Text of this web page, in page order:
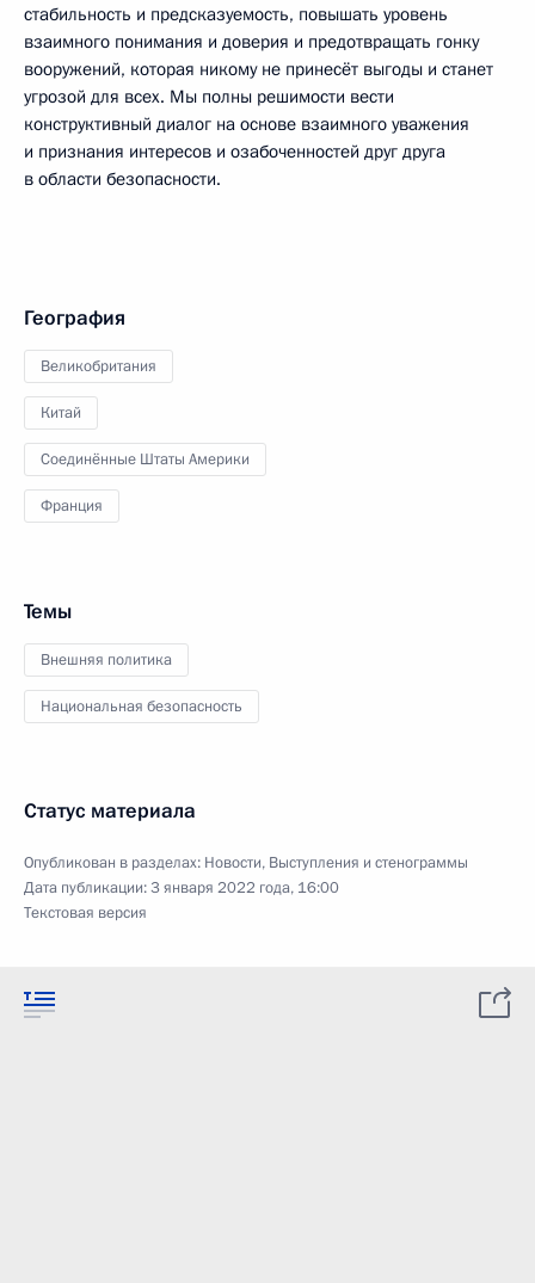
стабильность и предсказуемость, повышать уровень
взаимного понимания и доверия и предотвращать гонку
вооружений, которая никому не принесёт выгоды и станет
угрозой для всех. Мы полны решимости вести
конструктивный диалог на основе взаимного уважения
и признания интересов и озабоченностей друг друга
в области безопасности.
География
Великобритания
Китай
Соединённые Штаты Америки
Франция
Темы
Внешняя политика
Национальная безопасность
Статус материала
Опубликован в разделах: Новости, Выступления и стенограммы
Дата публикации:3 января 2022 года, 16:00
Текстовая версия